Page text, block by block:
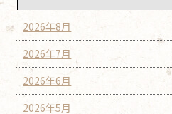
2026年8月
2026年7月
2026年6月
2026年5月